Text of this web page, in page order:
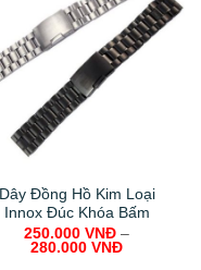
Dây Đồng Hồ Kim Loại
Innox Đúc Khóa Bấm
250.000 VNĐ –
280.000 VNĐ